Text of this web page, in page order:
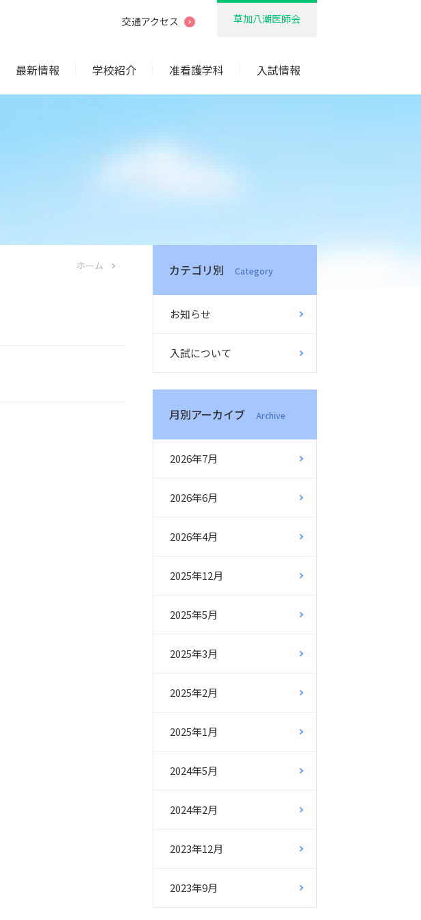
交通アクセス 草加八潮医師会
最新情報 学校紹介 准看護学科 入試情報
ホーム カテゴリ別 Category
お知らせ
入試について
月別アーカイブ Archive
2026年7月
2026年6月
2026年4月
2025年12月
2025年5月
2025年3月
2025年2月
2025年1月
2024年5月
2024年2月
2023年12月
2023年9月